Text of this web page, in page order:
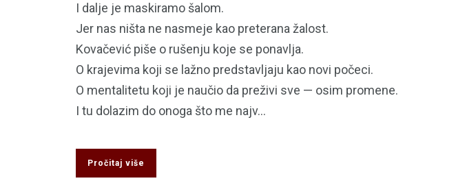
I dalje je maskiramo šalom.
Jer nas ništa ne nasmeje kao preterana žalost.
Kovačević piše o rušenju koje se ponavlja.
O krajevima koji se lažno predstavljaju kao novi počeci.
O mentalitetu koji je naučio da preživi sve — osim promene.
I tu dolazim do onoga što me najv...
Pročitaj više